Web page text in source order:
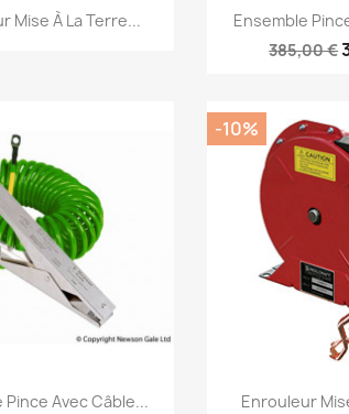
rapide
Mise À La Terre... 
Ensemble
385,00 €
rapide
Pince Avec Câble...

Enrouleur
-10%